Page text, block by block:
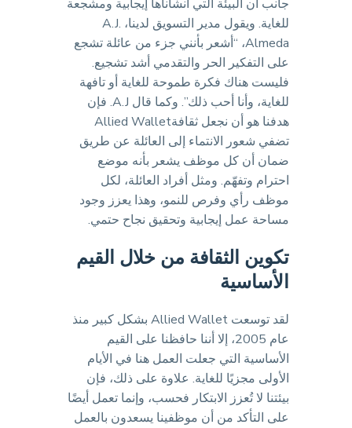
جانب أن البيئة التي أنشأناها إيجابية ومشجعة
للغاية. ويقول مدير التسويق لدينا، A.J.
Almeda، “أشعر بأنني جزء من عائلة تشجع
على التفكير الحر والتقدمي أشد تشجيع.
فليست هناك فكرة طموحة للغاية أو تافهة
للغاية، وأنا أحب ذلك”. وكما قال A.J. فإن
هدفنا هو أن نجعل ثقافةAllied Wallet
تضفي شعور الانتماء إلى العائلة عن طريق
ضمان أن كل موظف يشعر بأنه موضع
احترام وتفهّم. ومثل أفراد العائلة، لكل
موظف رأي وفرص للنمو، وهذا يعزز وجود
مساحة عمل إيجابية وتحقيق نجاح حتمي.
تكوين الثقافة من خلال القيم
الأساسية
لقد توسعت Allied Wallet بشكل كبير منذ
عام 2005، إلا أننا حافظنا على القيم
الأساسية التي جعلت العمل هنا في الأيام
الأولى مجزيًا للغاية. علاوة على ذلك، فإن
بيئتنا لا تُعزز الابتكار فحسب، وإنما تعمل أيضًا
على التأكد من أن موظفينا يسعدون بالعمل